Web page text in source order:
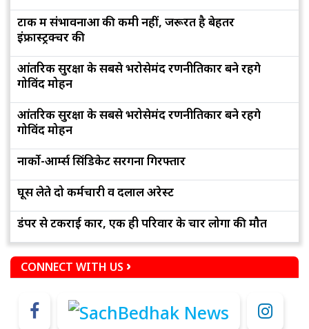
टोंक में संभावनाओं की कमी नहीं, जरूरत है बेहतर
इंफ्रास्ट्रक्चर की
आंतरिक सुरक्षा के सबसे भरोसेमंद रणनीतिकार बने रहेंगे
गोविंद मोहन
आंतरिक सुरक्षा के सबसे भरोसेमंद रणनीतिकार बने रहेंगे
गोविंद मोहन
नार्को-आर्म्स सिंडिकेट सरगना गिरफ्तार
घूस लेते दो कर्मचारी व दलाल अरेस्ट
डंपर से टकराई कार, एक ही परिवार के चार लोगों की मौत
CONNECT WITH US